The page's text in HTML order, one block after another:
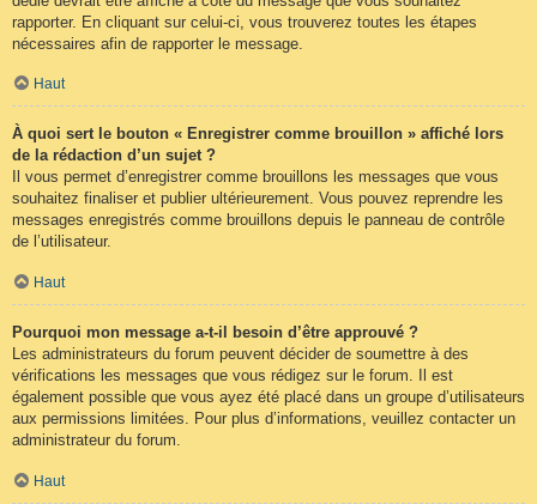
rapporter. En cliquant sur celui-ci, vous trouverez toutes les étapes
nécessaires afin de rapporter le message.
Haut
À quoi sert le bouton « Enregistrer comme brouillon » affiché lors
de la rédaction d’un sujet ?
Il vous permet d’enregistrer comme brouillons les messages que vous
souhaitez finaliser et publier ultérieurement. Vous pouvez reprendre les
messages enregistrés comme brouillons depuis le panneau de contrôle
de l’utilisateur.
Haut
Pourquoi mon message a-t-il besoin d’être approuvé ?
Les administrateurs du forum peuvent décider de soumettre à des
vérifications les messages que vous rédigez sur le forum. Il est
également possible que vous ayez été placé dans un groupe d’utilisateurs
aux permissions limitées. Pour plus d’informations, veuillez contacter un
administrateur du forum.
Haut